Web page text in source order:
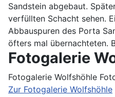
Sandstein abgebaut.
verfüllten Schacht sehen.
Abbauspuren des Porta
öfters mal übernachteten.
Fotogalerie
Fotogalerie Wolfshöhle
Zur Fotogalerie Wolfshöhle